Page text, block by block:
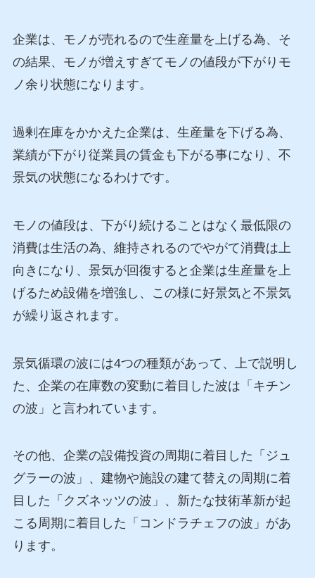
企業は、モノが売れるので生産量を上げる為、そ
の結果、モノが増えすぎてモノの値段が下がりモ
ノ余り状態になります。
過剰在庫をかかえた企業は、生産量を下げる為、
業績が下がり従業員の賃金も下がる事になり、不
景気の状態になるわけです。
モノの値段は、下がり続けることはなく最低限の
消費は生活の為、維持されるのでやがて消費は上
向きになり、景気が回復すると企業は生産量を上
げるため設備を増強し、この様に好景気と不景気
が繰り返されます。
景気循環の波には4つの種類があって、上で説明し
た、企業の在庫数の変動に着目した波は「キチン
の波」と言われています。
その他、企業の設備投資の周期に着目した「ジュ
グラーの波」、建物や施設の建て替えの周期に着
目した「クズネッツの波」、新たな技術革新が起
こる周期に着目した「コンドラチェフの波」があ
ります。